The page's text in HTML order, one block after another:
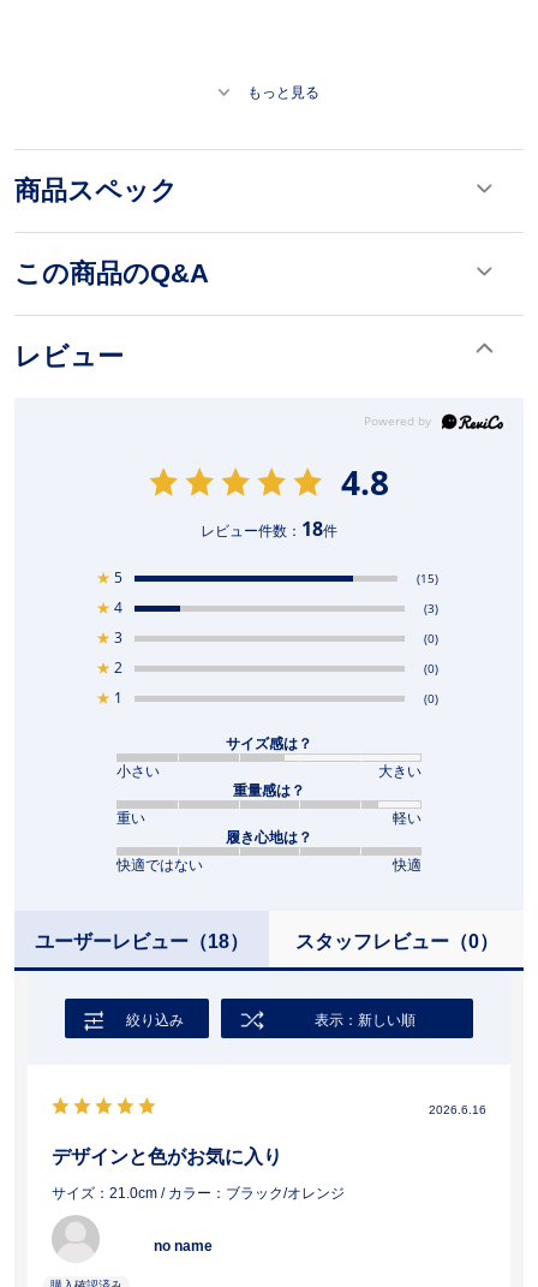
もっと見る
商品スペック
この商品のQ&A
レビュー
4.8
レビュー件数： 18件
★ 5 (15)
★ 4 (3)
★ 3 (0)
★ 2 (0)
★ 1 (0)
サイズ感は？
小さい
大きい
重量感は？
重い
軽い
履き心地は？
快適ではない
快適
ユーザーレビュー（18） スタッフレビュー（0）
絞り込み 表示：新しい順
2026.6.16
デザインと色がお気に入り
サイズ：21.0cm / カラー：ブラック/オレンジ
no name